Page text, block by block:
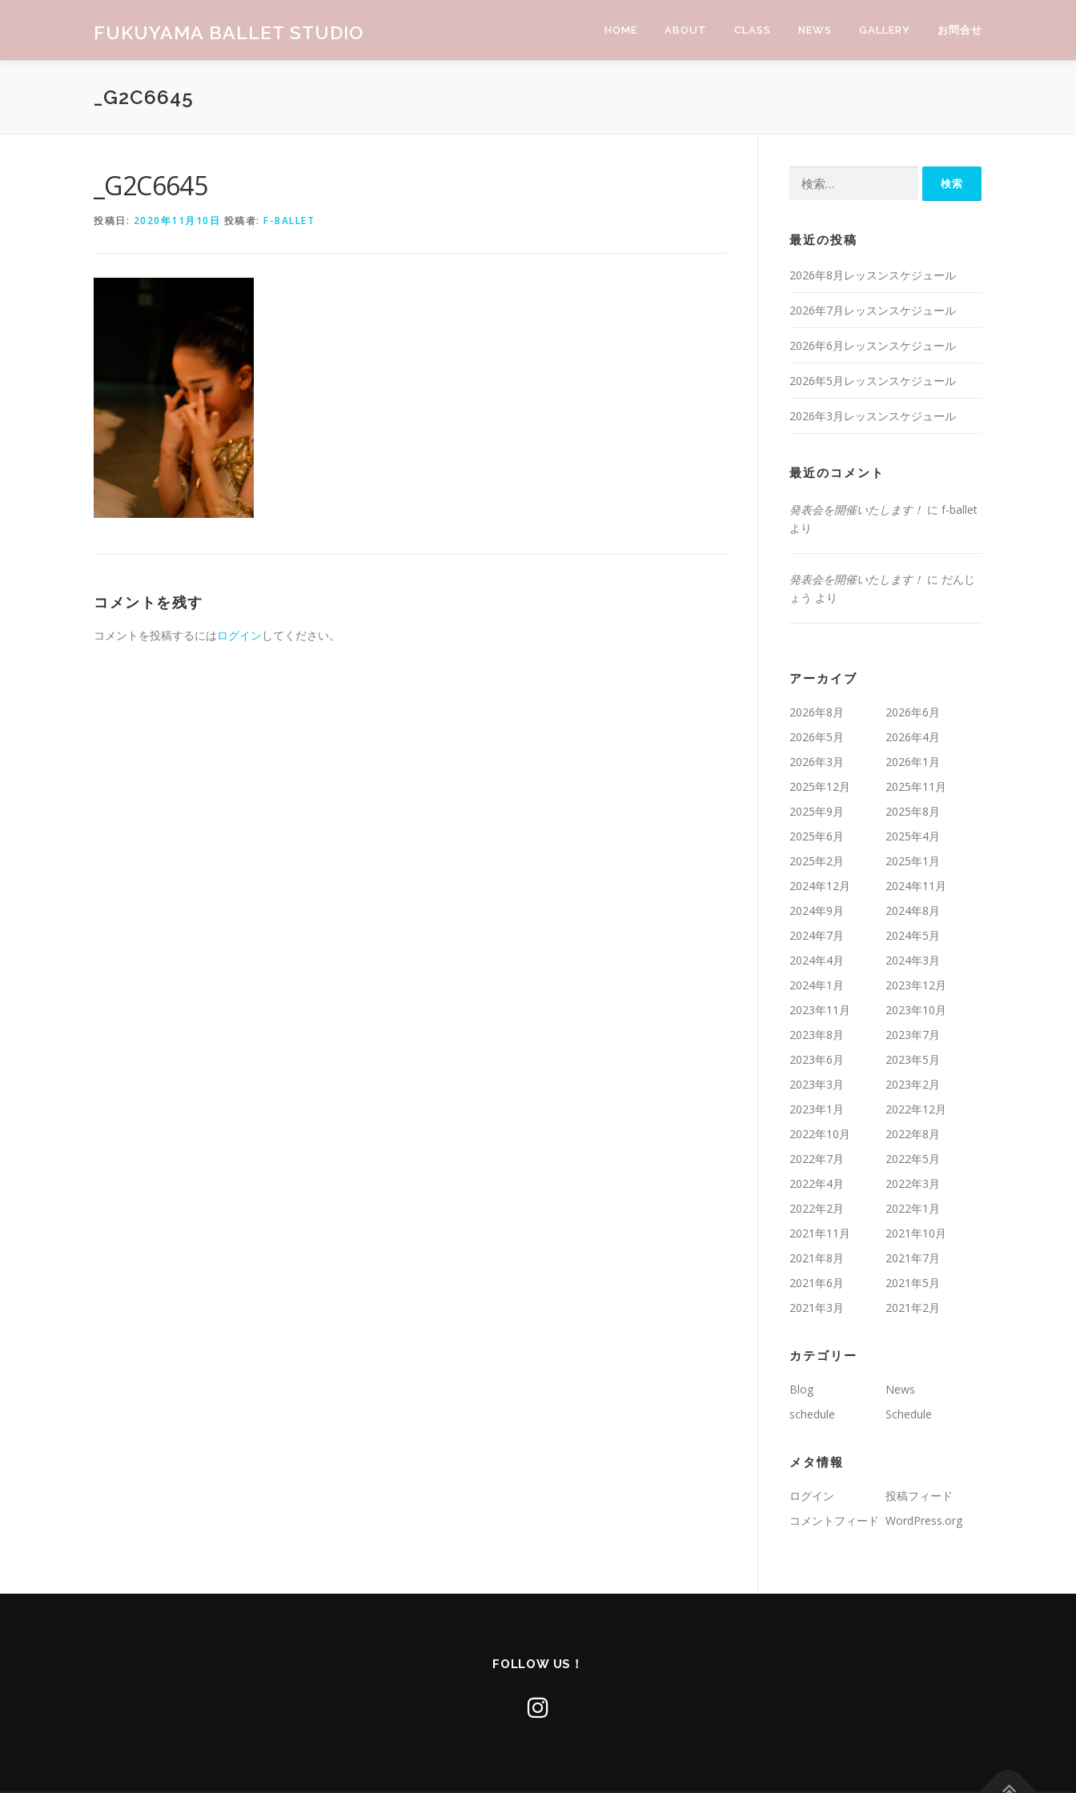
FUKUYAMA BALLET STUDIO HOME ABOUT CLASS NEWS GALLERY お問合せ
_G2C6645
_G2C6645
投稿日: 2020年11月10日 投稿者: F-BALLET
コメントを残す
コメントを投稿するにはログイン してください。
検索:
最近の投稿
2026年8月レッスンスケジュール
2026年7月レッスンスケジュール
2026年6月レッスンスケジュール
2026年5月レッスンスケジュール
2026年3月レッスンスケジュール
最近のコメント
発表会を開催いたします！ に f-ballet
より
発表会を開催いたします！ に だんじ
ょう より
アーカイブ
2026年8月
2026年6月
2026年5月
2026年4月
2026年3月
2026年1月
2025年12月
2025年11月
2025年9月
2025年8月
2025年6月
2025年4月
2025年2月
2025年1月
2024年12月
2024年11月
2024年9月
2024年8月
2024年7月
2024年5月
2024年4月
2024年3月
2024年1月
2023年12月
2023年11月
2023年10月
2023年8月
2023年7月
2023年6月
2023年5月
2023年3月
2023年2月
2023年1月
2022年12月
2022年10月
2022年8月
2022年7月
2022年5月
2022年4月
2022年3月
2022年2月
2022年1月
2021年11月
2021年10月
2021年8月
2021年7月
2021年6月
2021年5月
2021年3月
2021年2月
カテゴリー
Blog
News
schedule
Schedule
メタ情報
ログイン
投稿フィード
コメントフィード WordPress.org
FOLLOW US！